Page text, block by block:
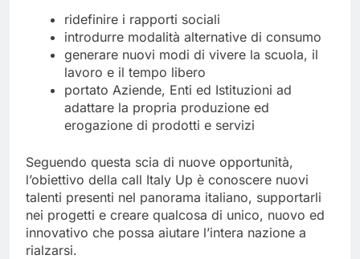
ridefinire i rapporti sociali
introdurre modalità alternative di consumo
generare nuovi modi di vivere la scuola, il
lavoro e il tempo libero
portato Aziende, Enti ed Istituzioni ad
adattare la propria produzione ed
erogazione di prodotti e servizi
Seguendo questa scia di nuove opportunità,
l’obiettivo della call Italy Up è conoscere nuovi
talenti presenti nel panorama italiano, supportarli
nei progetti e creare qualcosa di unico, nuovo ed
innovativo che possa aiutare l’intera nazione a
rialzarsi.